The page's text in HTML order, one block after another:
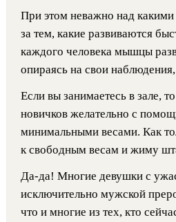
При этом неважно над
за тем, какие развиваются
каждого человека мышцы
опираясь на свои
Если вы занимаетесь в зале,
новичков желательно с
минимальными весами. Как
к свободным весам и жиму
Да-да! Многие девушки с
исключительно мужской
что и многие из тех, кто